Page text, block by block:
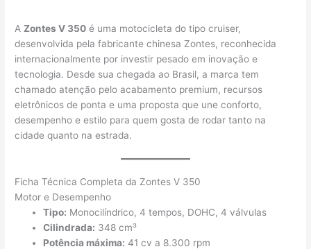
AZontes V 350 é uma motocicleta do tipo cruiser,
desenvolvida pela fabricante chinesa Zontes, reconhecida
internacionalmente por investir pesado em inovação e
tecnologia. Desde sua chegada ao Brasil, a marca tem
chamado atenção pelo acabamento premium, recursos
eletrônicos de ponta e uma proposta que une conforto,
desempenho e estilo para quem gosta de rodar tanto na
cidade quanto na estrada.
Ficha Técnica Completa da Zontes V 350
Motor e Desempenho
Tipo: Monocilíndrico, 4 tempos, DOHC, 4 válvulas
Cilindrada: 348 cm³
Potência máxima: 41 cv a 8.300 rpm